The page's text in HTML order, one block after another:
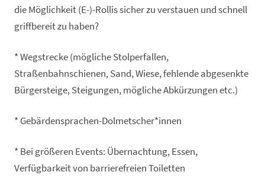
die Möglichkeit (E-)-Rollis sicher zu verstauen und schnell
griffbereit zu haben?
* Wegstrecke (mögliche Stolperfallen,
Straßenbahnschienen, Sand, Wiese, fehlende abgesenkte
Bürgersteige, Steigungen, mögliche Abkürzungen etc.)
* Gebärdensprachen-Dolmetscher*innen
* Bei größeren Events: Übernachtung, Essen,
Verfügbarkeit von barrierefreien Toiletten